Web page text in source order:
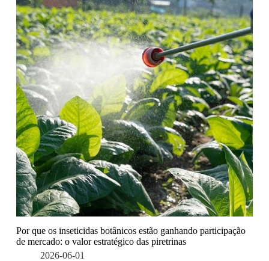
Por que os inseticidas botânicos estão ganhando participação
de mercado: o valor estratégico das piretrinas
2026-06-01